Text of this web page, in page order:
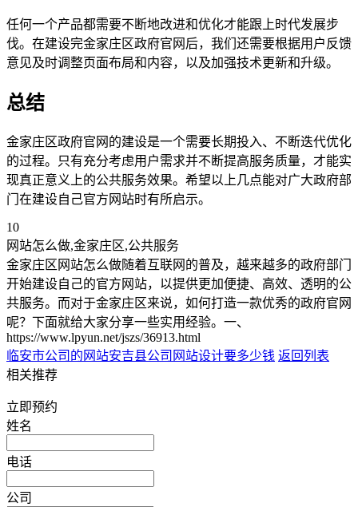
任何一个产品都需要不断地改进和优化才能跟上时代发展步
伐。在建设完金家庄区政府官网后，我们还需要根据用户反馈
意见及时调整页面布局和内容，以及加强技术更新和升级。
总结
金家庄区政府官网的建设是一个需要长期投入、不断迭代优化
的过程。只有充分考虑用户需求并不断提高服务质量，才能实
现真正意义上的公共服务效果。希望以上几点能对广大政府部
门在建设自己官方网站时有所启示。
10
网站怎么做,金家庄区,公共服务
金家庄区网站怎么做随着互联网的普及，越来越多的政府部门
开始建设自己的官方网站，以提供更加便捷、高效、透明的公
共服务。而对于金家庄区来说，如何打造一款优秀的政府官网
呢？下面就给大家分享一些实用经验。一、
https://www.lpyun.net/jszs/36913.html
临安市公司的网站安吉县公司网站设计要多少钱 返回列表
相关推荐
立即预约
姓名
电话
公司